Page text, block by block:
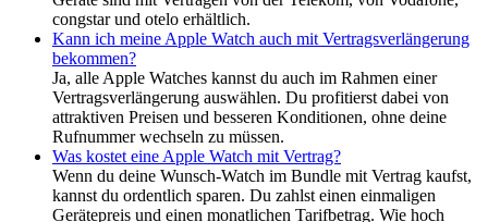
congstar und otelo erhältlich.
Kann ich meine Apple Watch auch mit Vertragsverlängerung
bekommen?
Ja, alle Apple Watches kannst du auch im Rahmen einer
Vertragsverlängerung auswählen. Du profitierst dabei von
attraktiven Preisen und besseren Konditionen, ohne deine
Rufnummer wechseln zu müssen.
Was kostet eine Apple Watch mit Vertrag?
Wenn du deine Wunsch-Watch im Bundle mit Vertrag kaufst,
kannst du ordentlich sparen. Du zahlst einen einmaligen
Gerätepreis und einen monatlichen Tarifbetrag. Wie hoch